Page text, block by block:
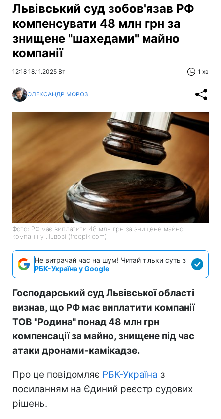
Львівський суд зобов'язав РФ
компенсувати 48 млн грн за
знищене "шахедами" майно
компанії
12:18 18.11.2025 Вт 1 хв
ОЛЕКСАНДР МОРОЗ
Фото: РФ має виплатити 48 млн грн за знищене майно
компанії у Львові (freepik.com)
Не витрачай час на шум! Читай тільки суть з
РБК-Україна у Google
Господарський суд Львівської області
визнав, що РФ має виплатити компанії
ТОВ "Родина" понад 48 млн грн
компенсації за майно, знищене під час
атаки дронами-камікадзе.
Про це повідомляє РБК-Україна з
посиланням на Єдиний реєстр судових
рішень.